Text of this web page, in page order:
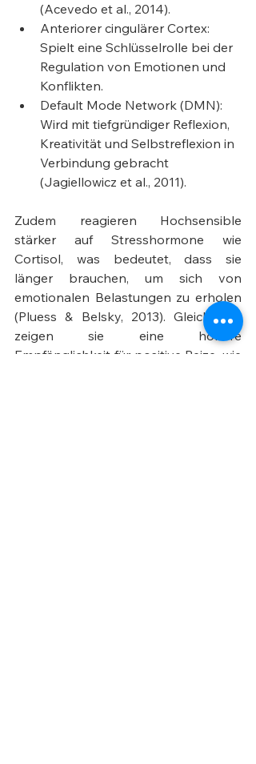
(Acevedo et al., 2014).
Anteriorer cingulärer Cortex:
Spielt eine Schlüsselrolle bei der
Regulation von Emotionen und
Konflikten.
Default Mode Network (DMN):
Wird mit tiefgründiger Reflexion,
Kreativität und Selbstreflexion in
Verbindung gebracht
(Jagiellowicz et al., 2011).
Zudem reagieren Hochsensible
stärker auf Stresshormone wie
Cortisol, was bedeutet, dass sie
länger brauchen, um sich von
emotionalen Belastungen zu erholen
(Pluess & Belsky, 2013). Gleichzeitig
zeigen sie eine höhere
Empfänglichkeit für positive Reize, wie